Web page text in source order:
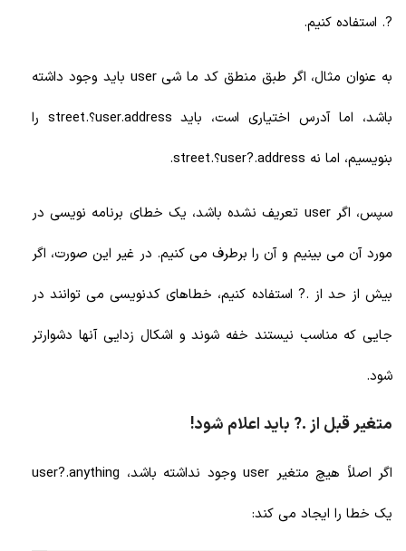
?. استفاده کنیم.
به عنوان مثال، اگر طبق منطق کد ما شی user باید وجود داشته
باشد، اما آدرس اختیاری است، باید user.address؟.street را
بنویسیم، اما نه user?.address؟.street.
سپس، اگر user تعریف نشده باشد، یک خطای برنامه نویسی در
مورد آن می بینیم و آن را برطرف می کنیم. در غیر این صورت، اگر
بیش از حد از .? استفاده کنیم، خطاهای کدنویسی می توانند در
جایی که مناسب نیستند خفه شوند و اشکال زدایی آنها دشوارتر
شود.
متغیر قبل از .? باید اعلام شود!
اگر اصلاً هیچ متغیر user وجود نداشته باشد، user?.anything
یک خطا را ایجاد می کند: